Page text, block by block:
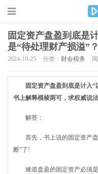
固定资产盘盈到底是
是“待处理财产损溢”
2024-10-25 分类： 财会税务
固定资产盘盈到底是计入“
书上解释模棱两可，求权威说
解答：
首先，书上说的固定资产盘
断”了!
难道盘盈的固定资产必须是